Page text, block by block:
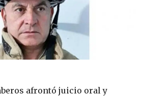
afrontó juicio oral y